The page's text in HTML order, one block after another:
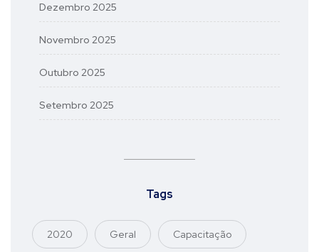
Dezembro 2025
Novembro 2025
Outubro 2025
Setembro 2025
Tags
2020 Geral Capacitação